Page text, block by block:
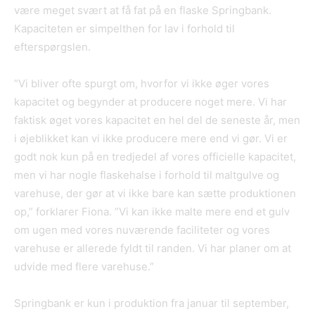
være meget svært at få fat på en flaske Springbank.
Kapaciteten er simpelthen for lav i forhold til
efterspørgslen.
”Vi bliver ofte spurgt om, hvorfor vi ikke øger vores
kapacitet og begynder at producere noget mere. Vi har
faktisk øget vores kapacitet en hel del de seneste år, men
i øjeblikket kan vi ikke producere mere end vi gør. Vi er
godt nok kun på en tredjedel af vores officielle kapacitet,
men vi har nogle flaskehalse i forhold til maltgulve og
varehuse, der gør at vi ikke bare kan sætte produktionen
op,” forklarer Fiona. ”Vi kan ikke malte mere end et gulv
om ugen med vores nuværende faciliteter og vores
varehuse er allerede fyldt til randen. Vi har planer om at
udvide med flere varehuse.”
Springbank er kun i produktion fra januar til september,